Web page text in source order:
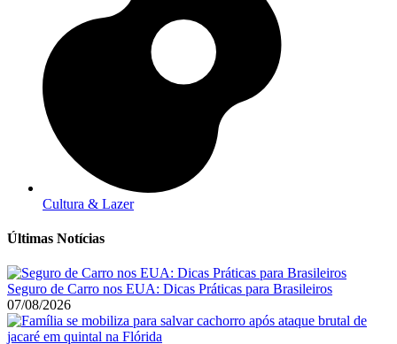
Cultura & Lazer
Últimas Notícias
Seguro de Carro nos EUA: Dicas Práticas para Brasileiros
07/08/2026